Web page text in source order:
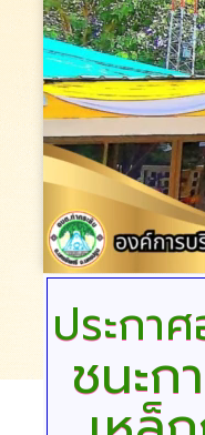
ประกา
ชนะก